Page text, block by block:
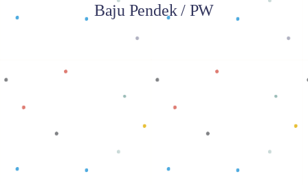
Baju Pendek / PW
Baca selengkapnya